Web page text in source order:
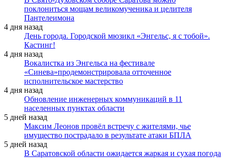
поклониться мощам великомученика и целителя
Пантелеимона
4 дня назад
День города. Городской мюзикл «Энгельс, я с тобой».
Кастинг!
4 дня назад
Вокалистка из Энгельса на фестивале
«Синева»продемонстрировала отточенное
исполнительское мастерство
4 дня назад
Обновление инженерных коммуникаций в 11
населенных пунктах области
5 дней назад
Максим Леонов провёл встречу с жителями, чье
имущество пострадало в результате атаки БПЛА
5 дней назад
В Саратовской области ожидается жаркая и сухая погода